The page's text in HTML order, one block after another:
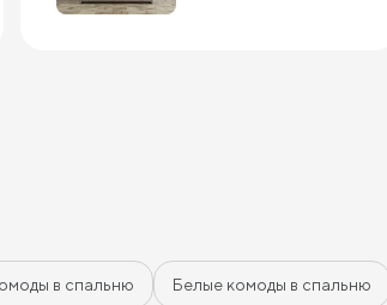
в спальню Белые комоды в спальню